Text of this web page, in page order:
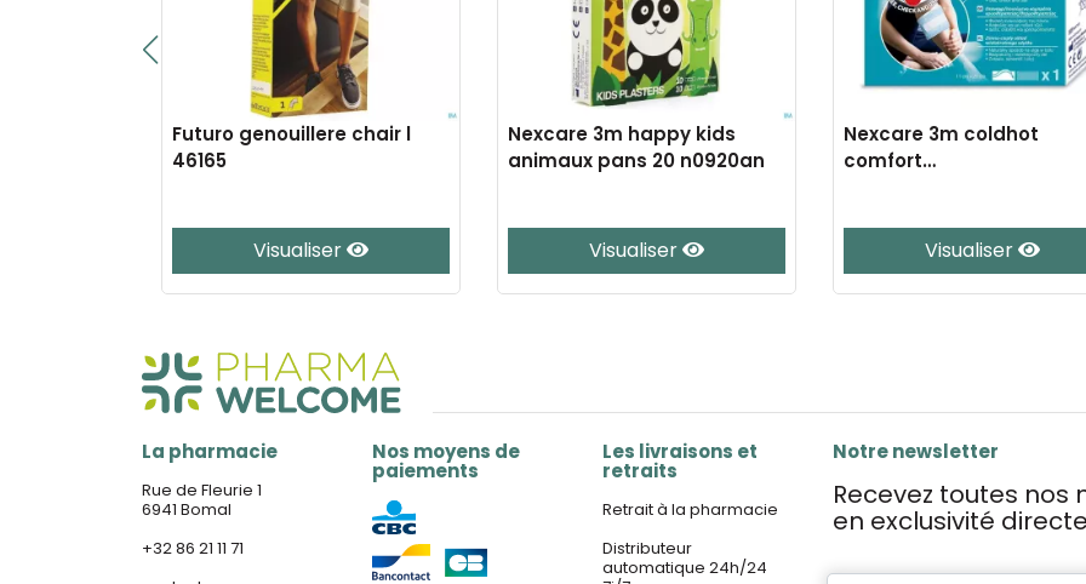
Futuro genouillere chair l
46165
Visualiser
Nexcare 3m happy kids
animaux pans 20 n0920an
Visualiser
Nexcare 3m coldhot
comfort
Visualiser
La pharmacie
Rue de Fleurie 1
6941 Bomal
+32 86 21 11 71
Nos moyens de
paiements
Les livraisons et
retraits
Retrait à la pharmacie
Distributeur
automatique 24h/24
Notre newsletter
Recevez toutes
en exclusivité